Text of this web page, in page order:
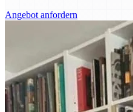
Angebot anfordern